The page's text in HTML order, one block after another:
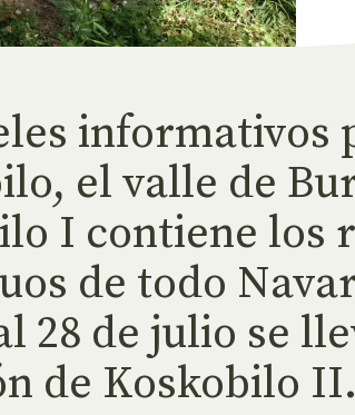
informativos
el valle de
I contiene los
de todo
28 de julio se
de Koskobilo II.